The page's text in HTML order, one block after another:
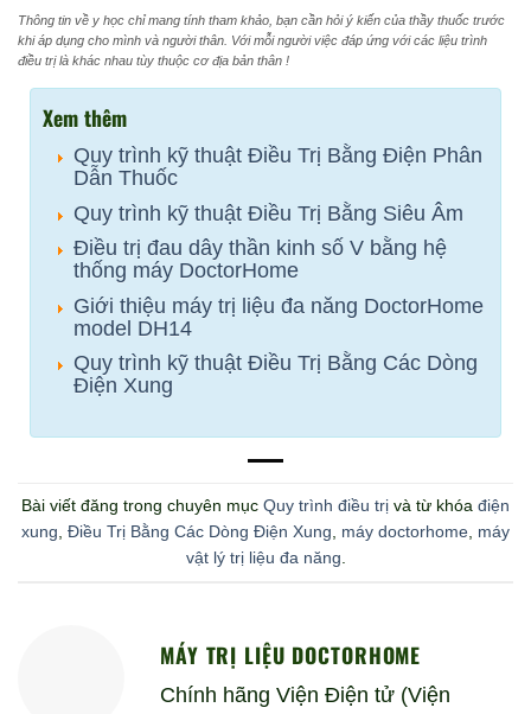
Thông tin về y học chỉ mang tính tham khảo, bạn cần hỏi ý kiến của thầy thuốc trước
khi áp dụng cho mình và người thân. Với mỗi người việc đáp ứng với các liệu trình
điều trị là khác nhau tùy thuộc cơ địa bản thân !
Xem thêm
Quy trình kỹ thuật Điều Trị Bằng Điện Phân
Dẫn Thuốc
Quy trình kỹ thuật Điều Trị Bằng Siêu Âm
Điều trị đau dây thần kinh số V bằng hệ
thống máy DoctorHome
Giới thiệu máy trị liệu đa năng DoctorHome
model DH14
Quy trình kỹ thuật Điều Trị Bằng Các Dòng
Điện Xung
Bài viết đăng trong chuyên mục Quy trình điều trị và từ khóa điện
xung, Điều Trị Bằng Các Dòng Điện Xung, máy doctorhome, máy
vật lý trị liệu đa năng.
MÁY TRỊ LIỆU DOCTORHOME
Chính hãng Viện Điện tử (Viện